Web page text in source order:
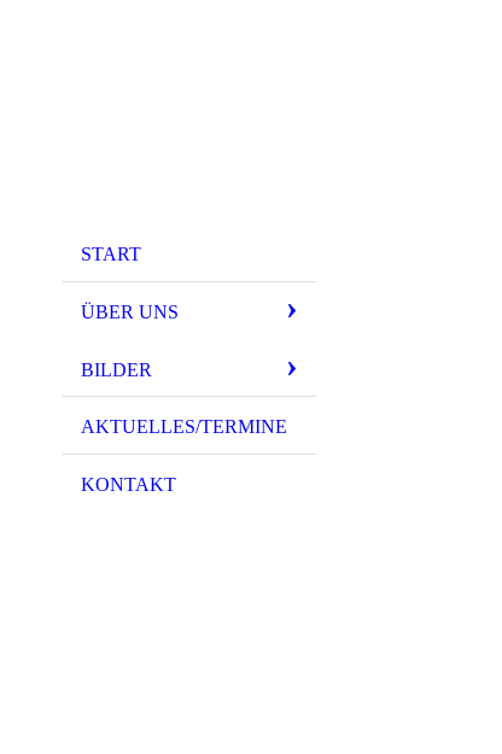
START
ÜBER UNS
BILDER
AKTUELLES/TERMINE
KONTAKT